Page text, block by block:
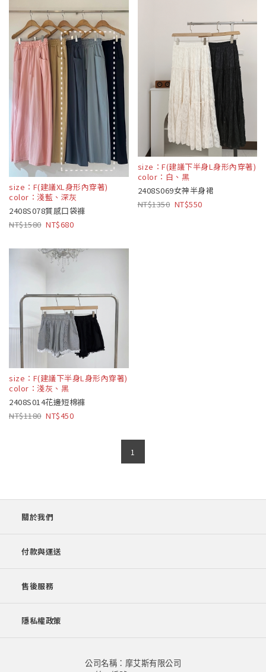
size：F(建議XL身形內穿著)
color：淺藍、深灰
2408S078質感口袋褲
1580
680
size：F(建議下半身L身形內穿著)
color：白、黑
2408S069女神半身裙
1350
550
size：F(建議下半身L身形內穿著)
color：淺灰、黑
2408S014花邊短棉褲
1180
450
1
關於我們
付款與運送
售後服務
隱私權政策
公司名稱：摩艾斯有限公司